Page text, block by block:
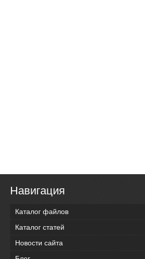
Навигация
Каталог файлов
Каталог статей
Новости сайта